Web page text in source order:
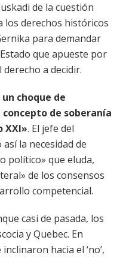
de la cuestión
los derechos históricos
para demandar
que apueste por
a decidir.
choque de
de soberanía
XXI». El jefe del
la necesidad de
político» que eluda,
de los consensos
competencial.
casi de pasada, los
y Quebec. En
hacia el ‘no’,